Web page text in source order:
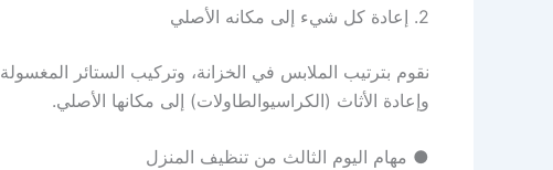
2. إعادة كل شيء إلى مكانه الأصلي
نقوم بترتيب الملابس في الخزانة، وتركيب الستائر المغسولة
وإعادة الأثاث (الكراسيوالطاولات) إلى مكانها الأصلي.
● مهام اليوم الثالث من تنظيف المنزل